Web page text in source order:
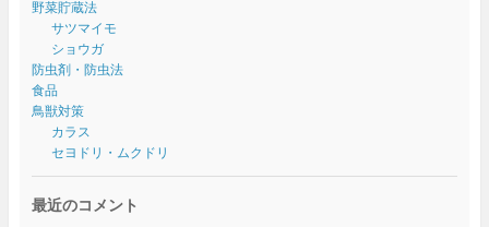
野菜貯蔵法
サツマイモ
ショウガ
防虫剤・防虫法
食品
鳥獣対策
カラス
セヨドリ・ムクドリ
最近のコメント